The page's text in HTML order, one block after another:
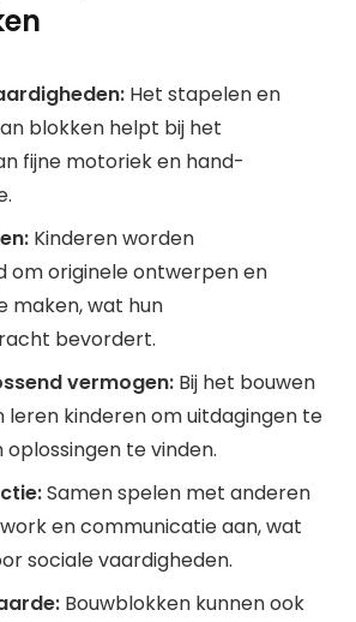
Het stapelen en
blokken helpt bij het
fijne motoriek en hand-
Kinderen worden
om originele ontwerpen en
maken, wat hun
bevordert.
vermogen: Bij het bouwen
kinderen om uitdagingen te
te vinden.
Samen spelen met anderen
en communicatie aan, wat
sociale vaardigheden.
Bouwblokken kunnen ook